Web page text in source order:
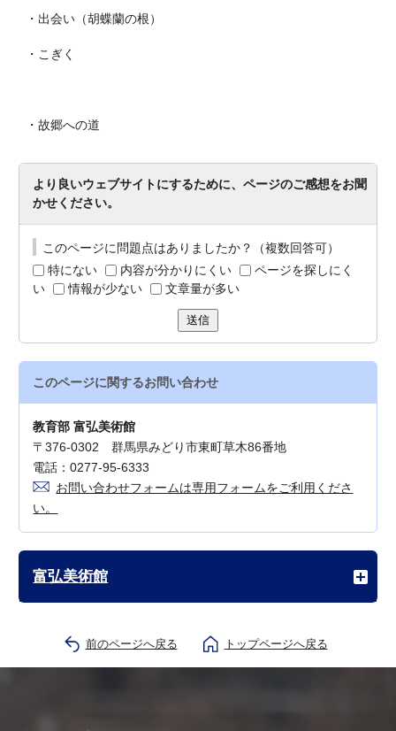
・出会い（胡蝶蘭の根）
・こぎく
・故郷への道
より良いウェブサイトにするために、ページのご感想をお聞
かせください。
このページに問題点はありましたか？（複数回答可）
特にない
内容が分かりにくい
ページを探しにく
い
情報が少ない 文章量が多い
送信
このページに関するお問い合わせ
教育部 富弘美術館
〒376-0302 群馬県みどり市東町草木86番地
電話：0277-95-6333
お問い合わせフォームは専用フォームをご利用くださ
い。
富弘美術館
前のページへ戻る トップページへ戻る